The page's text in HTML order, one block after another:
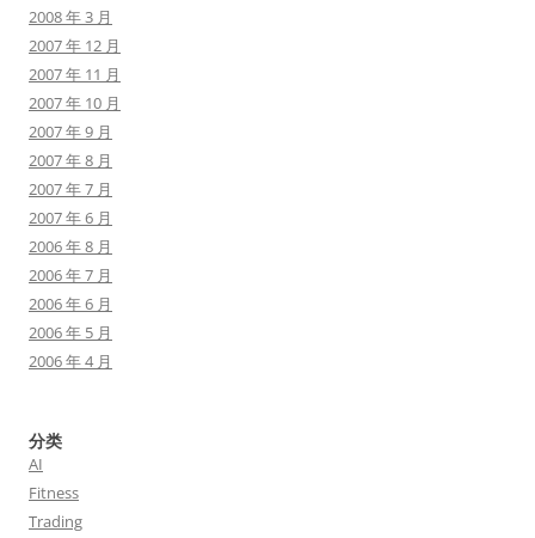
2008 年 3 月
2007 年 12 月
2007 年 11 月
2007 年 10 月
2007 年 9 月
2007 年 8 月
2007 年 7 月
2007 年 6 月
2006 年 8 月
2006 年 7 月
2006 年 6 月
2006 年 5 月
2006 年 4 月
分类
AI
Fitness
Trading